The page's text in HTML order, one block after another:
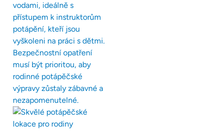
vodami, ideálně s
přístupem k instruktorům
potápění, kteří jsou
vyškoleni na práci s dětmi.
Bezpečnostní opatření
musí být prioritou, aby
rodinné potápěčské
výpravy zůstaly zábavné a
nezapomenutelné.